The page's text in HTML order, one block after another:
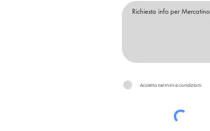
Accetto termini e condizioni